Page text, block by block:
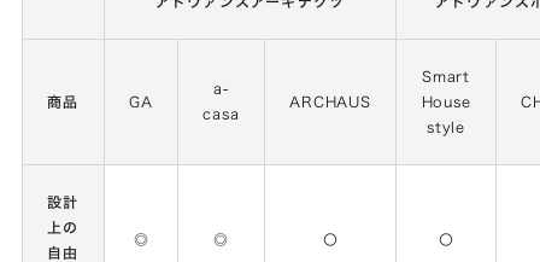
商品 GA
a-
casa
ARCHAUS
Smart
House
style
設計
上の
自由
◎ ◎ 〇 〇